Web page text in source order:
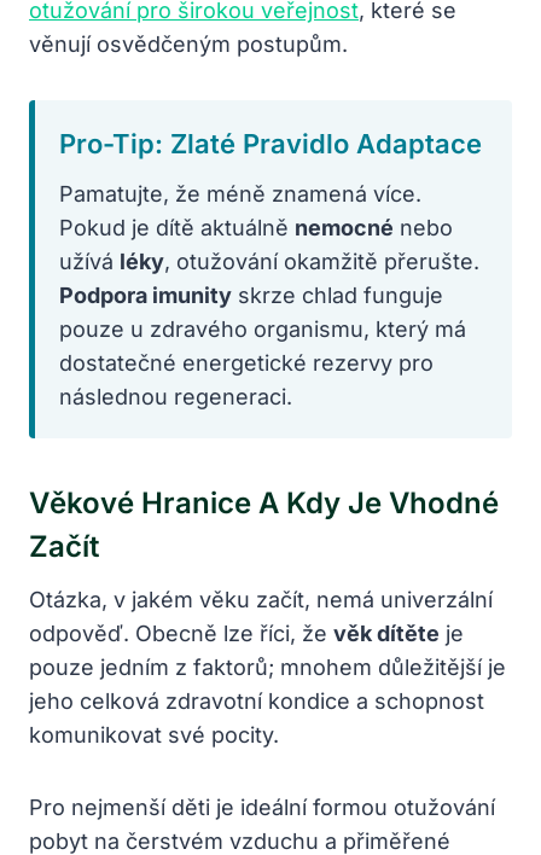
otužování pro širokou veřejnost, které se
věnují osvědčeným postupům.
Pro-Tip: Zlaté Pravidlo Adaptace
Pamatujte, že méně znamená více.
Pokud je dítě aktuálně nemocné nebo
užívá léky, otužování okamžitě přerušte.
Podpora imunity skrze chlad funguje
pouze u zdravého organismu, který má
dostatečné energetické rezervy pro
následnou regeneraci.
Věkové Hranice A Kdy Je Vhodné
Začít
Otázka, v jakém věku začít, nemá univerzální
odpověď. Obecně lze říci, že věk dítěte je
pouze jedním z faktorů; mnohem důležitější je
jeho celková zdravotní kondice a schopnost
komunikovat své pocity.
Pro nejmenší děti je ideální formou otužování
pobyt na čerstvém vzduchu a přiměřené